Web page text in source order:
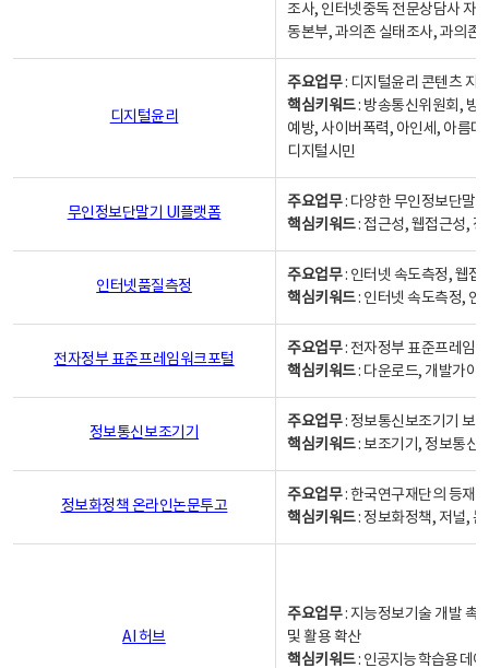
조사, 인터넷중독 전문상담사 자
동본부, 과의존 실태조사, 과의존
디지털윤리
주요업무: 디지털윤리 콘텐츠 지
핵심키워드: 방송통신위원회, 방
예방, 사이버폭력, 아인세, 아름
디지털시민
무인정보단말기 UI플랫폼
주요업무: 다양한 무인정보단말
핵심키워드: 접근성, 웹접근성,
인터넷품질측정
주요업무: 인터넷 속도측정, 웹접
핵심키워드: 인터넷 속도측정, 인
전자정부 표준프레임워크포털
주요업무: 전자정부 표준프레임
핵심키워드: 다운로드, 개발가이
정보통신보조기기
주요업무: 정보통신보조기기 보
핵심키워드: 보조기기, 정보통신
정보화정책 온라인논문투고
주요업무: 한국연구재단의 등재
핵심키워드: 정보화정책, 저널,
AI 허브
주요업무: 지능정보기술 개발 촉
및 활용 확산
핵심키워드: 인공지능 학습용 데